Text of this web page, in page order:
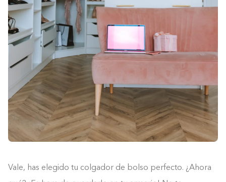
Vale, has elegido tu colgador de bolso perfecto. ¿Ahora